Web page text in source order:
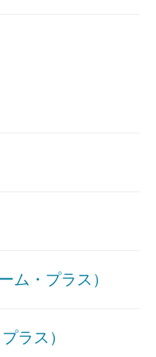
ム・プラス）
ラス）